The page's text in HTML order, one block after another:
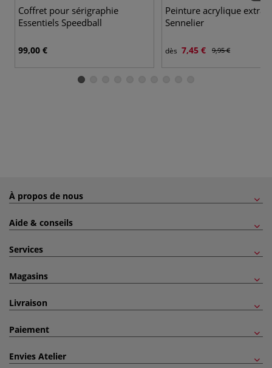
Coffret pour sérigraphie
Essentiels Speedball
99,00 €
Peinture acrylique extra-
Sennelier
dès 7,45 € 9,95 €
À propos de nous
Aide & conseils
Services
Magasins
Livraison
Paiement
Envies Atelier